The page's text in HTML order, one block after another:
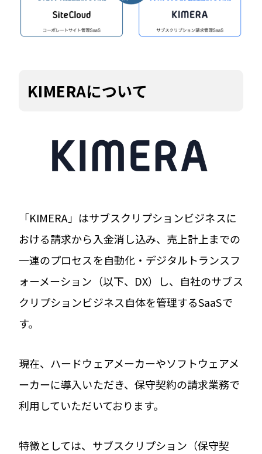
KIMERAについて
「KIMERA」はサブスクリプションビジネスに
おける請求から入金消し込み、売上計上までの
一連のプロセスを自動化・デジタルトランスフ
ォーメーション（以下、DX）し、自社のサブス
クリプションビジネス自体を管理するSaaSで
す。
現在、ハードウェアメーカーやソフトウェアメ
ーカーに導入いただき、保守契約の請求業務で
利用していただいております。
特徴としては、サブスクリプション（保守契